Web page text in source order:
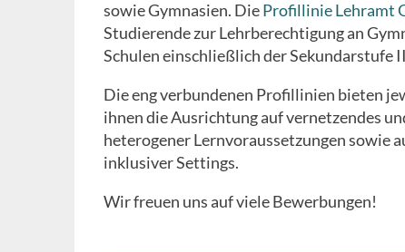
sowie Gymnasien. DieProfillinie Lehramt
Studierende zur Lehrberechtigung an
Schulen einschließlich der Sekundarstufe
Die eng verbundenen Profillinien bieten
ihnen die Ausrichtung auf vernetzendes
heterogener Lernvoraussetzungen sowie
inklusiver Settings.
Wir freuen uns auf viele Bewerbungen!